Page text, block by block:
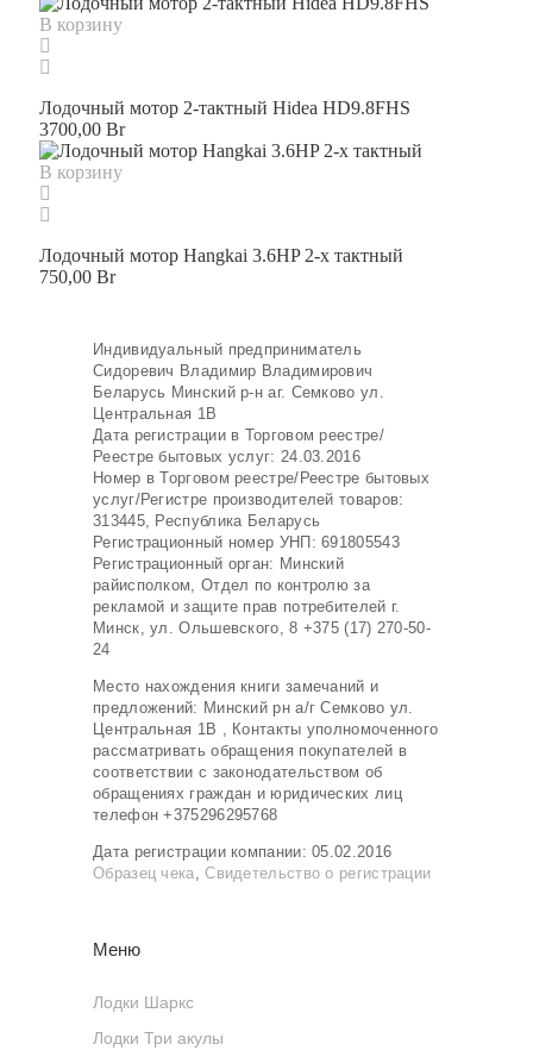
В корзину
Лодочный мотор 2-тактный Hidea HD9.8FHS
3700,00 Br
В корзину
Лодочный мотор Hangkai 3.6HP 2-х тактный
750,00 Br
Индивидуальный предприниматель
Сидоревич Владимир Владимирович
Беларусь Минский р-н аг. Семково ул.
Центральная 1В
Дата регистрации в Торговом реестре/
Реестре бытовых услуг: 24.03.2016
Номер в Торговом реестре/Реестре бытовых
услуг/Регистре производителей товаров:
313445, Республика Беларусь
Регистрационный номер УНП: 691805543
Регистрационный орган: Минский
райисполком, Отдел по контролю за
рекламой и защите прав потребителей г.
Минск, ул. Ольшевского, 8 +375 (17) 270-50-
24
Место нахождения книги замечаний и
предложений: Минский рн а/г Семково ул.
Центральная 1В , Контакты уполномоченного
рассматривать обращения покупателей в
соответствии с законодательством об
обращениях граждан и юридических лиц
телефон +375296295768
Дата регистрации компании: 05.02.2016
Образец чека,Свидетельство о регистрации
Меню
Лодки Шаркс
Лодки Три акулы